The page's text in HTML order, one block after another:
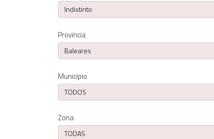
Indistinto
Provincia
Baleares
Municipio
TODOS
Zona
TODAS